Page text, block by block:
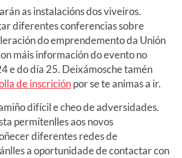
as instalacións dos viveiros.
diferentes conferencias sobre
do emprendemento da Unión
máis información do evento no
e do día 25. Deixámosche tamén
de inscriciónpor se te animas a ir.
difícil e cheo de adversidades.
permítenlles aos novos
diferentes redes de
a oportunidade de contactar con